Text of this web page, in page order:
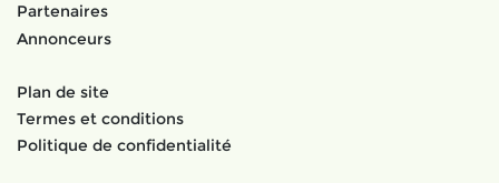
Partenaires
Annonceurs
Plan de site
Termes et conditions
Politique de confidentialité